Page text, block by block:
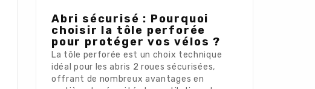
Abri sécurisé : Pourquoi
choisir la tôle perforée
pour protéger vos vélos ?
La tôle perforée est un choix technique
idéal pour les abris 2 roues sécurisées,
offrant de nombreux avantages en